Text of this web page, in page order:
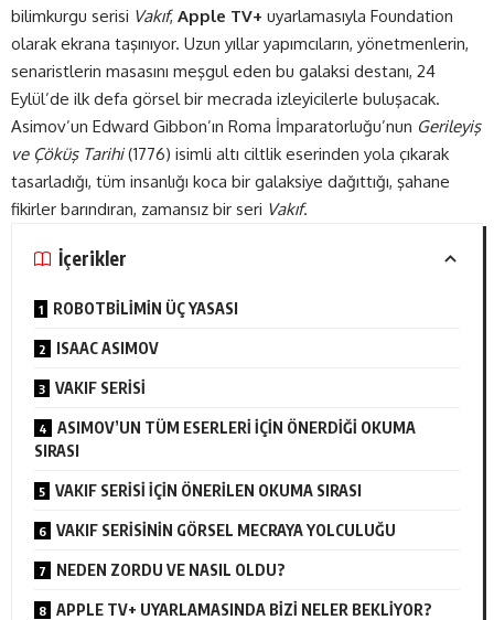
bilimkurgu serisi Vakıf, Apple TV+ uyarlamasıyla Foundation
olarak ekrana taşınıyor. Uzun yıllar yapımcıların, yönetmenlerin,
senaristlerin masasını meşgul eden bu galaksi destanı, 24
Eylül’de ilk defa görsel bir mecrada izleyicilerle buluşacak.
Asimov’un Edward Gibbon’ın Roma İmparatorluğu’nun Gerileyiş
ve Çöküş Tarihi(1776) isimli altı ciltlik eserinden yola çıkarak
tasarladığı, tüm insanlığı koca bir galaksiye dağıttığı, şahane
fikirler barındıran, zamansız bir seri Vakıf.
İçerikler
ROBOTBİLİMİN ÜÇ YASASI
ISAAC ASIMOV
VAKIF SERİSİ
ASIMOV’UN TÜM ESERLERİ İÇİN ÖNERDİĞİ OKUMA
SIRASI
VAKIF SERİSİ İÇİN ÖNERİLEN OKUMA SIRASI
VAKIF SERİSİNİN GÖRSEL MECRAYA YOLCULUĞU
NEDEN ZORDU VE NASIL OLDU?
APPLE TV+ UYARLAMASINDA BİZİ NELER BEKLİYOR?